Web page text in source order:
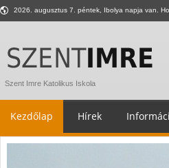
2026. augusztus 7. péntek, Ibolya napja van.
Szent Imre Katolikus Iskola
Kezdőlap Hírek